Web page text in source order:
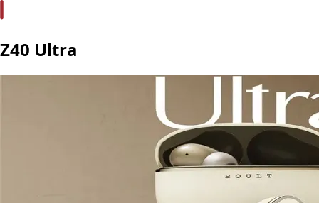
Z40 Ultra